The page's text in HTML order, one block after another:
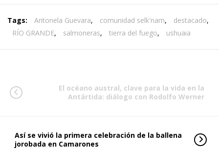
Tags: Antonela Guevara, comunidad selk'nam, destacado,
RÍO GRANDE, salmoneras, tierra del fuego, ushuaia
El océano austral, clave para la vida en la
Antártida: diálogo con Rodolfo Werner
Así se vivió la primera celebración de la ballena
jorobada en Camarones